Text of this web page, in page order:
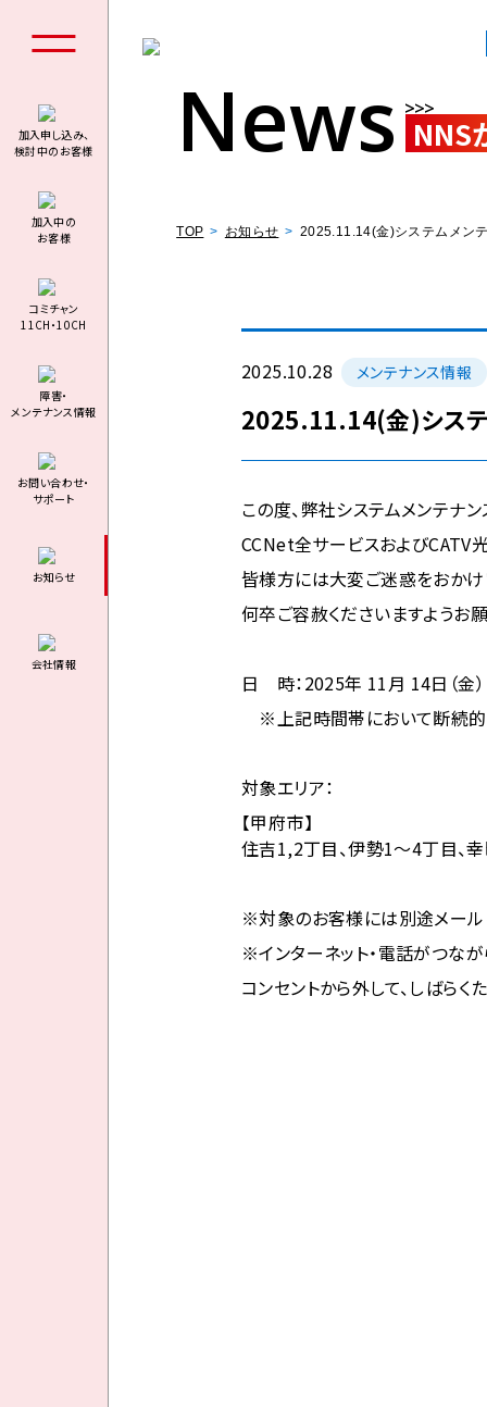
料金シミ
加入申し込み、
検討中のお客様
加⼊中の
お客様
コミチャン
11CH・10CH
障害・
メンテナンス情報
お問い合わせ・
サポート
お知らせ
会社情報
News NNS
TOP お知らせ 2025.11.14(金)システムメン
2025.10.28 メンテナンス情報
2025.11.14(金)システ
この度、弊社システムメンテナ
CCNet全サービスおよびCATV
皆様方には大変ご迷惑をおかけ
何卒ご容赦くださいますようお
日 時：2025年 11月 14日（
※上記時間帯において断続的
対象エリア：
【甲府市】
住吉1,2丁目、伊勢1～4丁目、
※対象のお客様には別途メール
※インターネット・電話がつな
コンセントから外して、しばら